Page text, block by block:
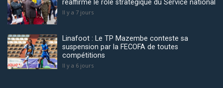
réaffirme le rôle stratégique du Service national
Il y a 7 jours
Linafoot : Le TP Mazembe conteste sa
suspension par la FECOFA de toutes
compétitions
Il y a 6 jours